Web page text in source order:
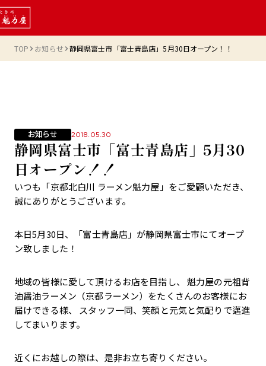
TOP お知らせ 静岡県富士市「富士青島店」5月30日オープン！！
お知らせ 2018.05.30
静岡県富士市「富士青島店」5月30
日オープン！！
いつも「京都北白川 ラーメン魁力屋」をご愛顧いただき、
誠にありがとうございます。
本日5月30日、「富士青島店」が静岡県富士市にてオープ
ン致しました！
地域の皆様に愛して頂けるお店を目指し、 魁力屋の元祖背
油醤油ラーメン（京都ラーメン）をたくさんのお客様にお
届けできる様、 スタッフ一同、笑顔と元気と気配りで邁進
してまいります。
近くにお越しの際は、是非お立ち寄りください。